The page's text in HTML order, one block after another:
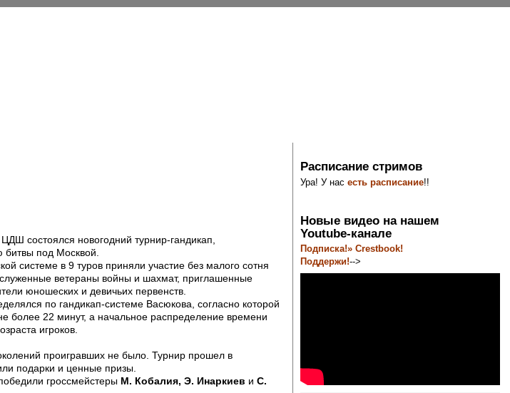
состоялся новогодний турнир-гандикап,
под Москвой.
системе в 9 туров приняли участие без малого сотня
ветераны войны и шахмат, приглашенные
юношеских и девичьих первенств.
по гандикап-системе Васюкова, согласно которой
более 22 минут, а начальное распределение времени
игроков.
проигравших не было. Турнир прошел в
подарки и ценные призы.
гроссмейстеры М. Кобалия, Э. Инаркиев и С.
Расписание стримов
Ура! У насесть расписание!!
Новые видео на нашем
Youtube-канале
Подписка!» Crestbook!
Поддержи!-->